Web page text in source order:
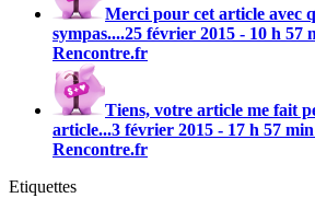
Merci pour cet article avec
sympas....25 février 2015 - 10 h
Rencontre.fr
Tiens, votre article me fait
article...3 février 2015 - 17 h 57
Rencontre.fr
Etiquettes